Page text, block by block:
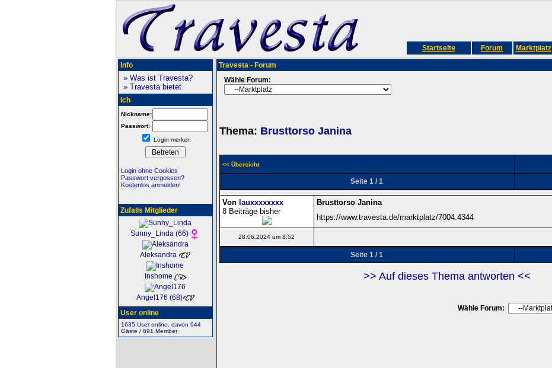
Startseite Forum Marktplatz
Info
» Was ist Travesta?
» Travesta bietet
Ich
Nickname:
Passwort:
Login merken
Login ohne Cookies
Passwort vergessen?
Kostenlos anmelden!
Zufalls Mitglieder
Sunny_Linda (66)
Aleksandra
Inshome
Angel176 (68)
User online
1635 User online, davon 944
Gäste / 691 Member
Travesta - Forum
Wähle Forum:
Thema: Brusttorso Janina
<< Übersicht
Seite 1 / 1
Von lauxxxxxxxx
8 Beiträge bisher
Brusttorso Janina
https://www.travesta.de/marktplatz/7004.4344
28.06.2024 um 8:52
Seite 1 / 1
>> Auf dieses Thema antworten <<
Wähle Forum: